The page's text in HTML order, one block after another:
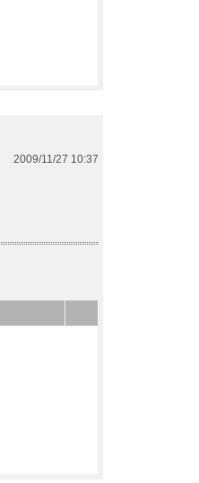
2009/11/27 10:37